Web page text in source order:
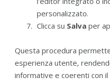
personalizzato.
Clicca su Salva per
Questa procedura
esperienza utente,
informative e coerenti con